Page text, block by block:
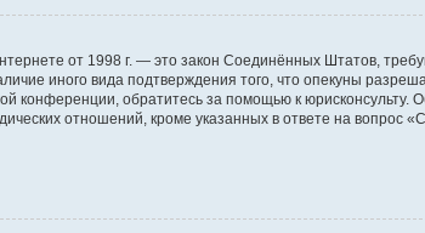
от 1998 г. — это закон Соединённых Штатов,
иного вида подтверждения того, что опекуны
конференции, обратитесь за помощью к
отношений, кроме указанных в ответе на вопрос